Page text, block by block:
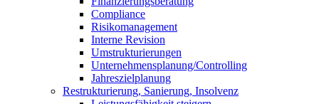
Compliance
Risikomanagement
Interne Revision
Umstrukturierungen
Unternehmensplanung/Controlling
Jahreszielplanung
Restrukturierung, Sanierung, Insolvenz